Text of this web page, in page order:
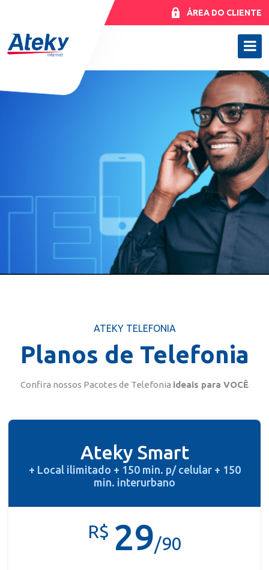
ÁREA DO CLIENTE
ATEKY TELEFONIA
Planos de Telefonia
Confira nossos Pacotes de Telefonia ideais para VOCÊ
Ateky Smart
+ Local ilimitado + 150 min. p/ celular + 150
min. interurbano
R$ 29/90